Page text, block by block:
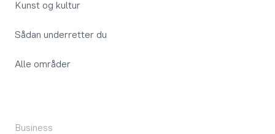
Kunst og kultur
Sådan underretter du
Alle områder
Business